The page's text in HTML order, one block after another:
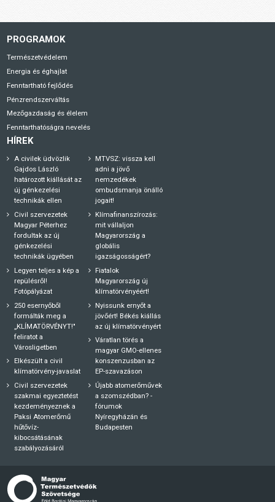
PROGRAMOK
Természetvédelem
Energia és éghajlat
Fenntartható fejlődés
Pénzrendszerváltás
Mezőgazdaság és élelem
Fenntarthatóságra nevelés
HÍREK
A civilek üdvözlik
Gajdos László
határozott kiállását az
új génkezelési
technikák ellen
Civil szervezetek
Magyar Péterhez
fordultak az új
génkezelési
technikák ügyében
Legyen teljes a kép a
repülésről!
Fotópályázat
250 esernyőből
formálták meg a
„KLÍMATÖRVÉNYT!"
feliratot a
Városligetben
Elkészült a civil
klímatörvény-javaslat
Civil szervezetek
szakmai egyeztetést
kezdeményeznek a
Paksi Atomerőmű
hűtővíz-
kibocsátásának
szabályozásáról
MTVSZ: vissza kell
adni a jövő
nemzedékek
ombudsmanja önálló
jogait!
Klímafinanszírozás:
mit vállaljon
Magyarország a
globális
igazságosságért?
Fiatalok
Magyarország új
klímatörvényéért!
Nyissunk ernyőt a
jövőért! Békés kiállás
az új klímatörvényért
Váratlan törés a
magyar GMO-ellenes
konszenzusban az
EP-szavazáson
Újabb atomerőművek
a szomszédban? -
fórumok
Nyíregyházán és
Budapesten